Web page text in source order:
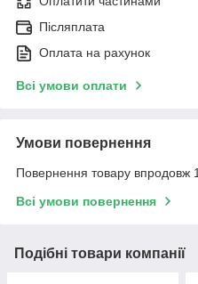
Післяплата
Оплата на рахунок
Всі умови оплати
Умови повернення
Повернення товару впродовж
Всі умови повернення
Подібні товари компанії